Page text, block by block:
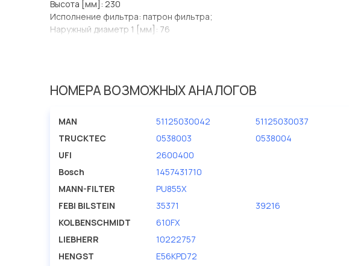
Высота [мм]: 230
Исполнение фильтра: патрон фильтра;
Наружный диаметр 1 [мм]: 76
НОМЕРА ВОЗМОЖНЫХ АНАЛОГОВ
MAN 51125030042 51125030037
TRUCKTEC
0538003
0538004
UFI
2600400
Bosch
1457431710
MANN-FILTER
PU855X
FEBI BILSTEIN
35371
39216
KOLBENSCHMIDT
610FX
LIEBHERR
10222757
HENGST
E56KPD72